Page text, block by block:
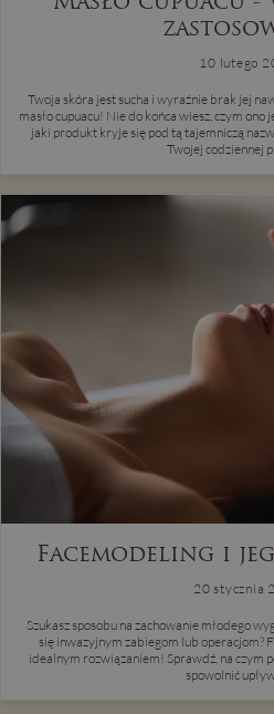
10 lutego
Twoja skóra jest sucha i wyraźnie brak jej
masło cupuacu! Nie do końca wiesz, czym
jaki produkt kryje się pod tą tajemniczą
Twojej codziennej
Facemodeling i
20 stycznia
Szukasz sposobu na zachowanie młodego
się inwazyjnym zabiegom lub operacjom?
idealnym rozwiązaniem! Sprawdź, na czym
spowolnić